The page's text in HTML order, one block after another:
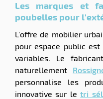
Les marques et
poubelles pour
L'offre de mobilier
pour espace public
variables. Le
naturellement
personnalise les
innovative sur letri